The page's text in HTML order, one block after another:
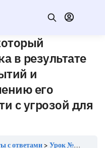
в результате
и
его
с угрозой для
с ответами Урок №29 «стресс, который возникает у человека в результате экстремальных событий и способствует нарушению его чувства безопасности с угрозой для жизни, называют»